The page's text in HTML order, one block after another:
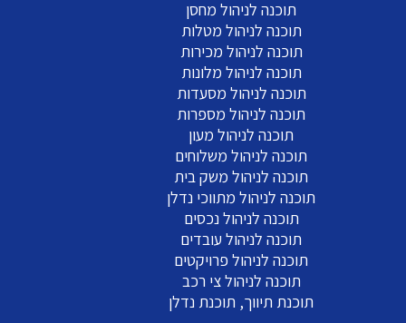
תוכנה לניהול מחסן
תוכנה לניהול מטלות
תוכנה לניהול מכירות
תוכנה לניהול מלונות
תוכנה לניהול מסעדות
תוכנה לניהול מספרות
תוכנה לניהול מעון
תוכנה לניהול משלוחים
תוכנה לניהול משק בית
תוכנה לניהול מתווכי נדלן
תוכנה לניהול נכסים
תוכנה לניהול עובדים
תוכנה לניהול פרויקטים
תוכנה לניהול צי רכב
תוכנת תיווך, תוכנת נדלן